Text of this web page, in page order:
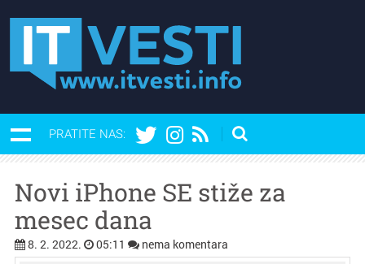
PRATITE NAS:
Novi iPhone SE stiže za
mesec dana
8. 2. 2022. 05:11 nema komentara